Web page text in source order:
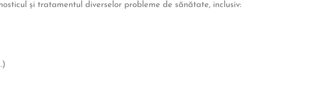
și tratamentul diverselor probleme de sănătate, inclusiv: